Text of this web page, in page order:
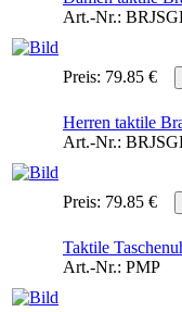
Art.-Nr.:
Preis: 79.85 €
Herren taktile
Art.-Nr.:
Preis: 79.85 €
Taktile
Art.-Nr.: PMP